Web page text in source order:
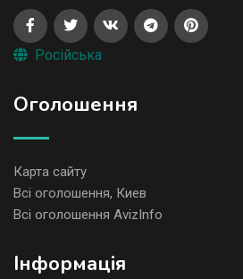
Російська
Оголошення
Карта сайту
Всі оголошення, Киев
Всі оголошення AvizInfo
Iнформація